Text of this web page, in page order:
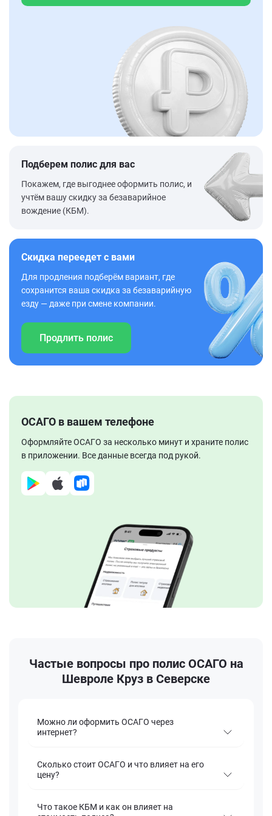
Подберем полис для вас
Покажем, где выгоднее оформить полис, и
учтём вашу скидку за безаварийное
вождение (КБМ).
Скидка переедет с вами
Для продления подберём вариант, где
сохранится ваша скидка за безаварийную
езду — даже при смене компании.
Продлить полис
ОСАГО в вашем телефоне
Оформляйте ОСАГО за несколько минут и храните полис
в приложении. Все данные всегда под рукой.
Частые вопросы про полис ОСАГО на
Шевроле Круз в Северске
Можно ли оформить ОСАГО через
интернет?
Сколько стоит ОСАГО и что влияет на его
цену?
Что такое КБМ и как он влияет на